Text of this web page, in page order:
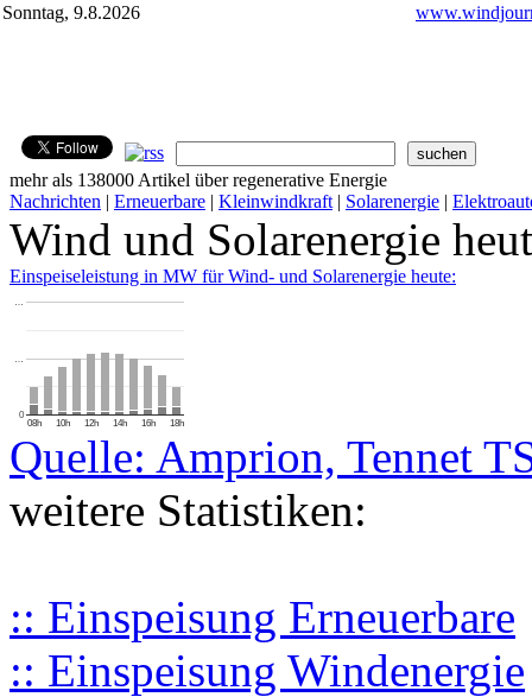
Sonntag, 9.8.2026
mehr als 138000 Artikel über regenerative Energie
Nachrichten | Erneuerbare | Kleinwindkraft | Solarenergie |
Wind und Solarenergie
Einspeiseleistung in MW für Wind- und Solarenergie heute:
08h 10h 12h 14h 16h 18h
0
…
…
Quelle: Amprion, Tennet
weitere Statistiken:
:: Einspeisung Erneuerbare
:: Einspeisung Windenergie